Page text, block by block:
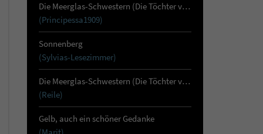
Die Meerglas-Schwestern (Die Töchter von Skara 1)
(Principessa1909)
Sonnenberg
(Sylvias-Lesezimmer)
Die Meerglas-Schwestern (Die Töchter von Skara 1)
(Reile)
Gelb, auch ein schöner Gedanke